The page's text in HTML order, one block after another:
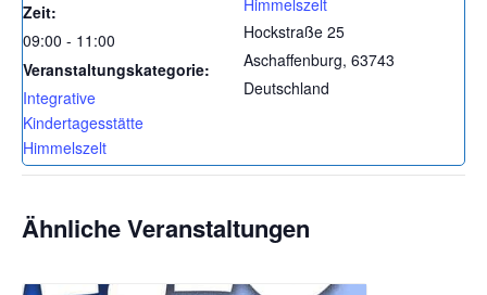
Zeit:
09:00 - 11:00
Veranstaltungskategorie:
Integrative
Kindertagesstätte
Himmelszelt
Himmelszelt
Hockstraße 25
Aschaffenburg, 63743
Deutschland
Ähnliche Veranstaltungen